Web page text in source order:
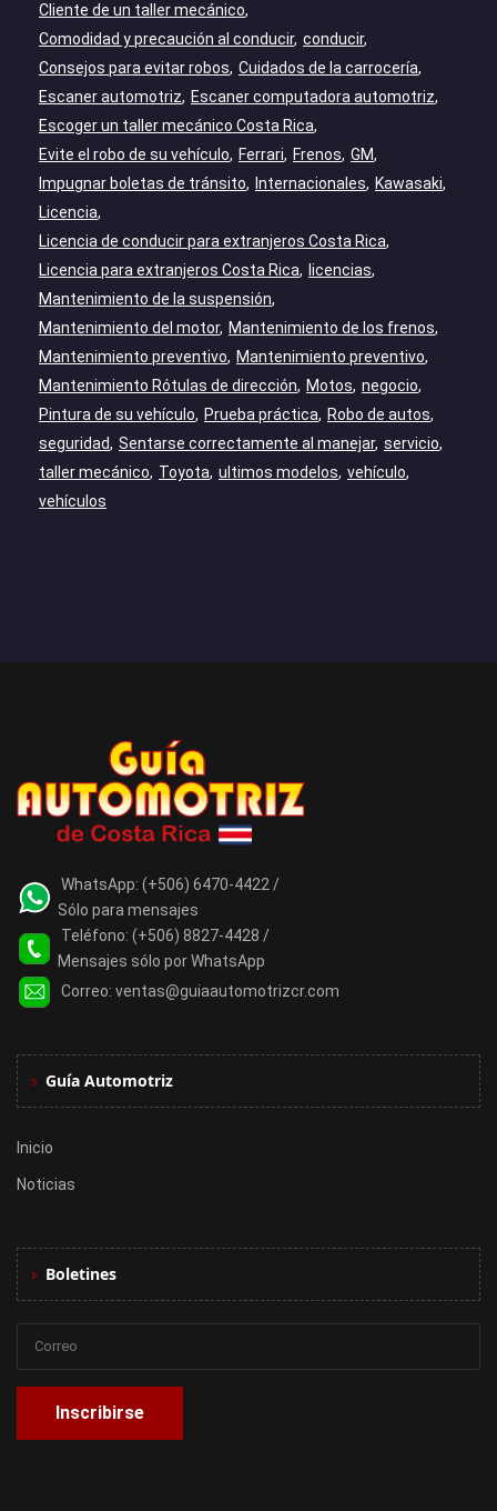
Cliente de un taller mecánico
Comodidad y precaución al conducir conducir
Consejos para evitar robos Cuidados de la carrocería
Escaner automotriz
Escaner computadora automotriz
Escoger un taller mecánico Costa Rica
Evite el robo de su vehículo
Ferrari Frenos GM
Impugnar boletas de tránsito
Internacionales
Kawasaki
Licencia
Licencia de conducir para extranjeros Costa Rica
Licencia para extranjeros Costa Rica
licencias
Mantenimiento de la suspensión
Mantenimiento del motor
Mantenimiento de los frenos
Mantenimiento preventivo
Mantenimiento preventivo
Mantenimiento Rótulas de dirección
Motos negocio
Pintura de su vehículo
Prueba práctica
Robo de autos
seguridad
Sentarse correctamente al manejar servicio
taller mecánico
Toyota ultimos modelos vehículo
vehículos
WhatsApp: (+506) 6470-4422 /
Sólo para mensajes
Teléfono: (+506) 8827-4428 /
Mensajes sólo por WhatsApp
Correo: ventas@guiaautomotrizcr.com
Guía Automotriz
Inicio
Noticias
Boletines